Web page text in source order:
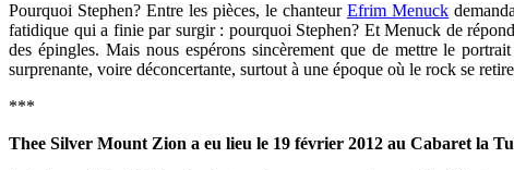
Pourquoi Stephen? Entre les pièces, le chanteur Efrim Menuck
fatidique qui a finie par surgir : pourquoi Stephen? Et Menuck de
des épingles. Mais nous espérons sincèrement que de mettre le
surprenante, voire déconcertante, surtout à une époque où le rock se
***
Thee Silver Mount Zion a eu lieu le 19 février 2012 au Cabaret la